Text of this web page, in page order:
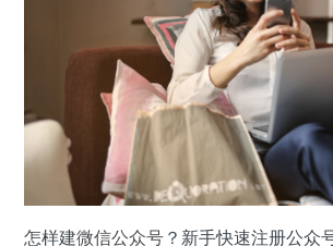
怎样建微信公众号 ？新手快速注册公众